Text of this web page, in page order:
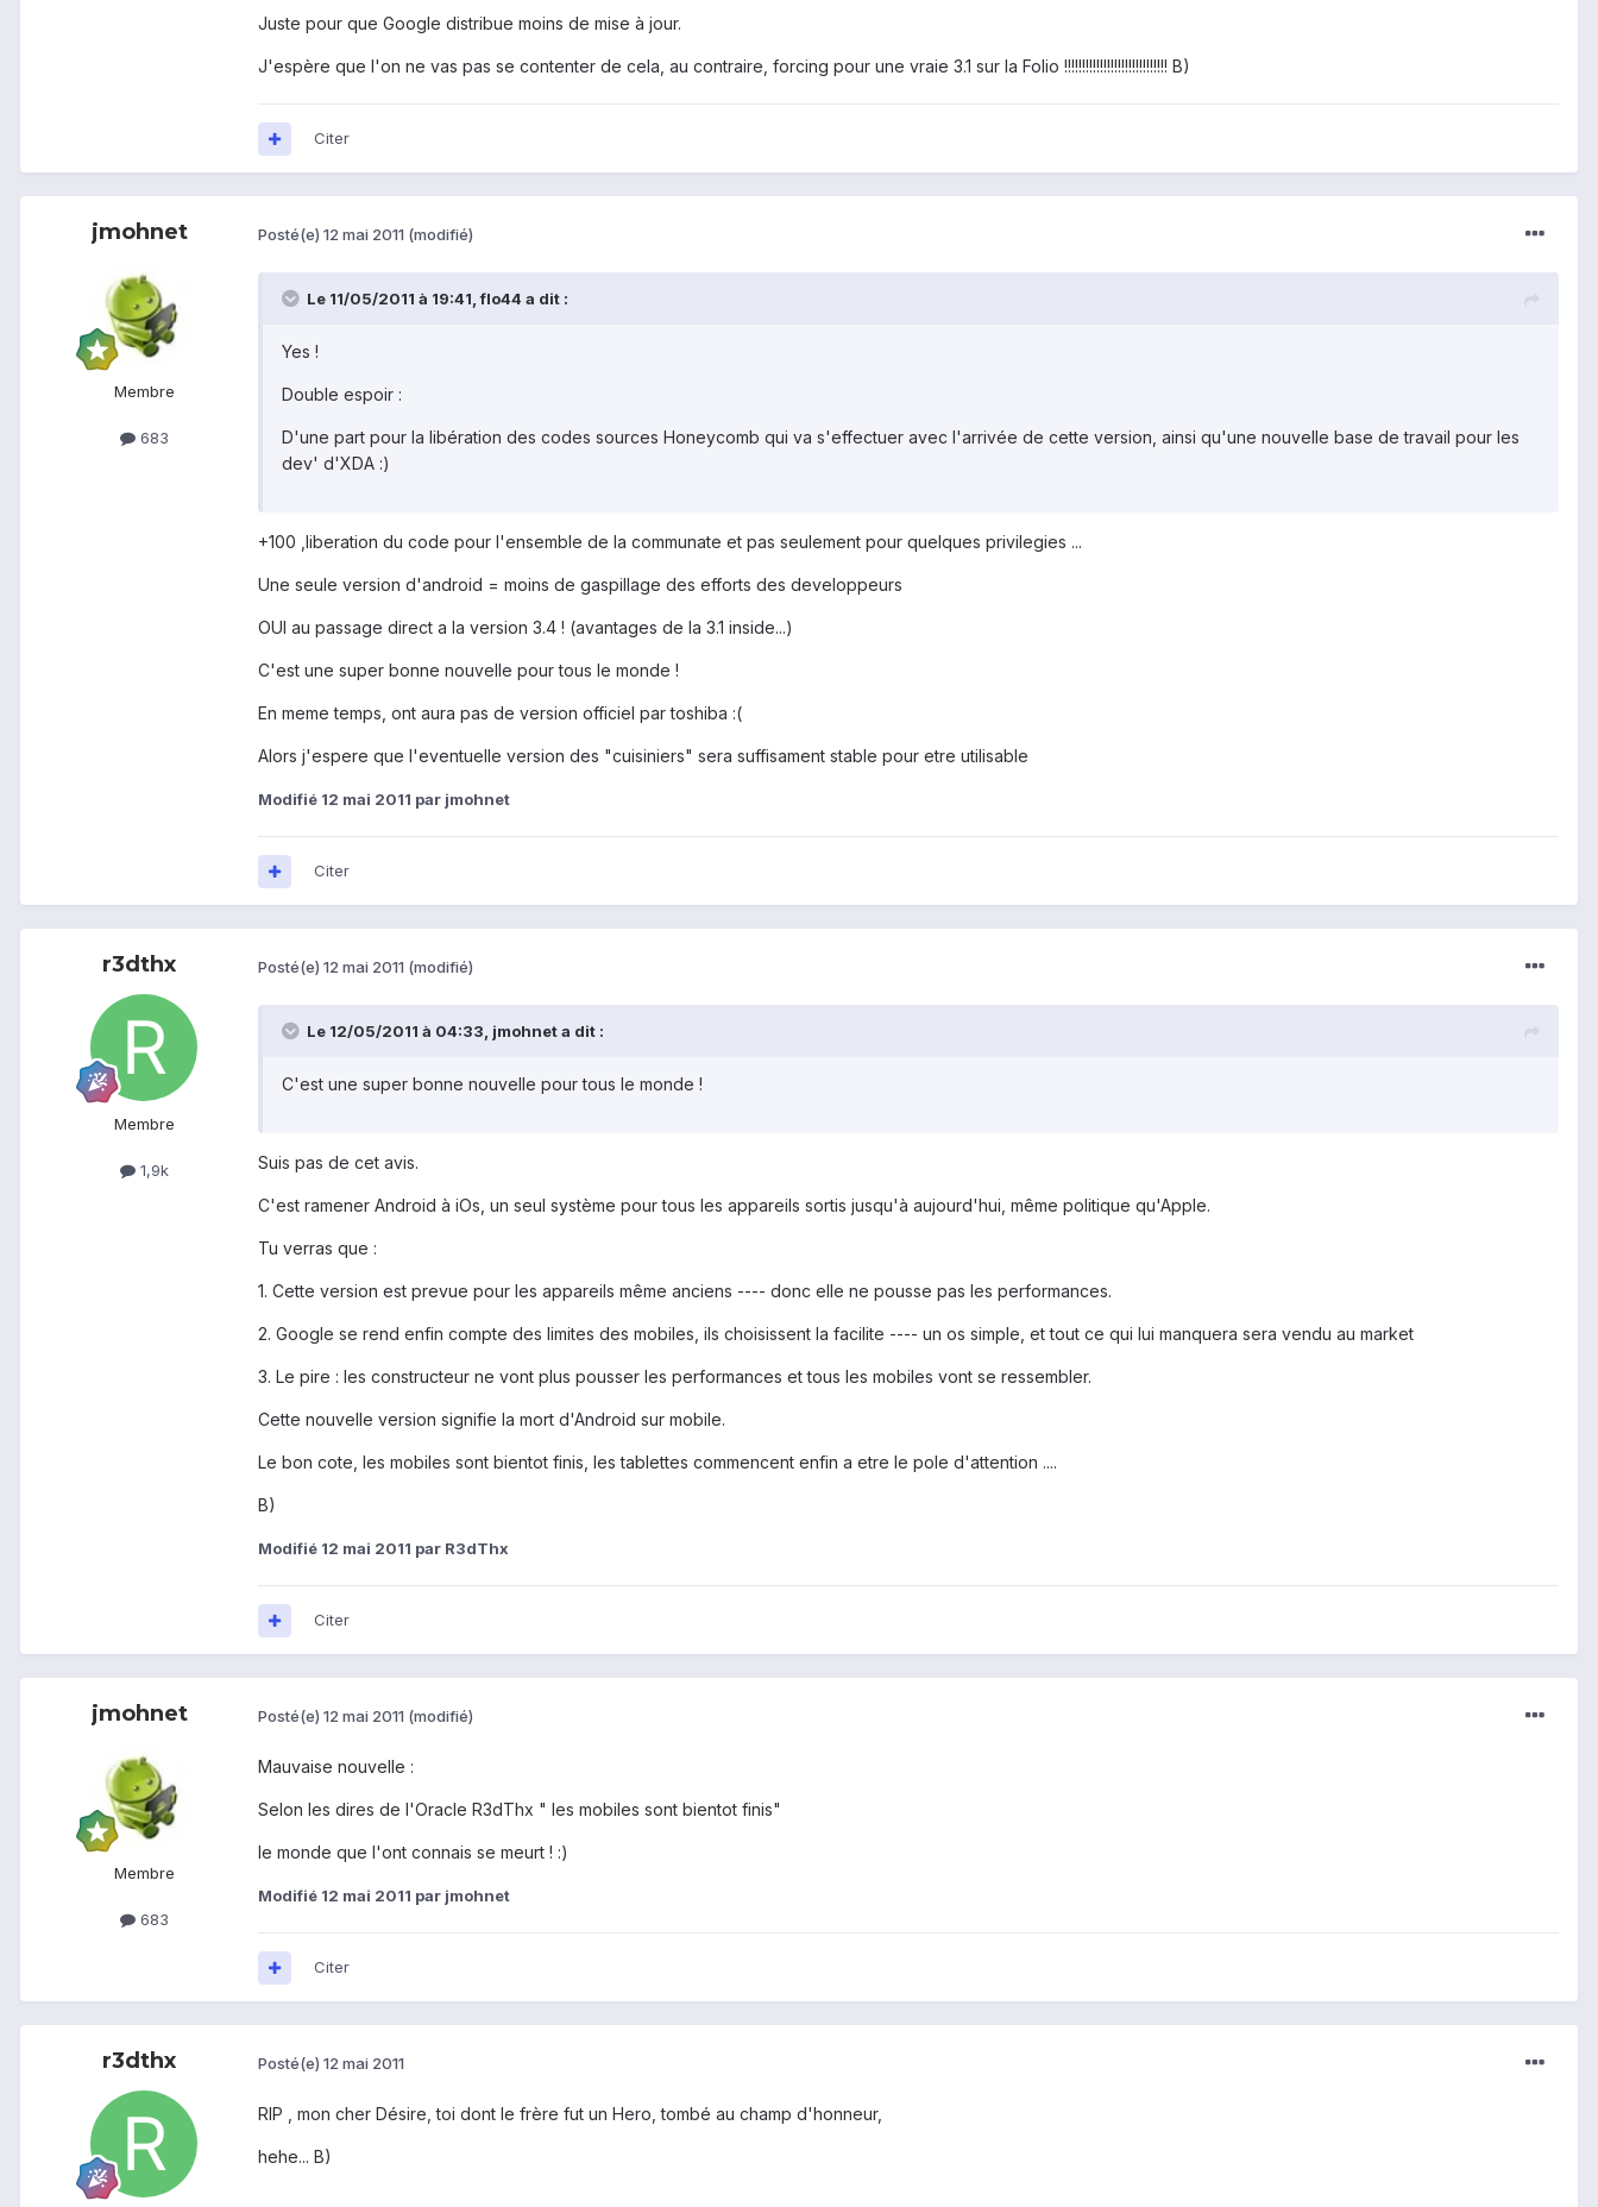
Juste pour que Google distribue moins de mise à jour.
J'espère que l'on ne vas pas se contenter de cela, au contraire, forcing pour une vraie 3.1 sur la Folio !!!!!!!!!!!!!!!!!!!!!!!!!!!!! B)
Citer
jmohnet
Membre
683
Posté(e) 12 mai 2011 (modifié)
Le 11/05/2011 à 19:41, flo44 a dit :
Yes !
Double espoir :
D'une part pour la libération des codes sources Honeycomb qui va s'effectuer avec l'arrivée de cette version, ainsi qu'une nouvelle base de travail pour les
dev' d'XDA :)
+100 ,liberation du code pour l'ensemble de la communate et pas seulement pour quelques privilegies ...
Une seule version d'android = moins de gaspillage des efforts des developpeurs
OUI au passage direct a la version 3.4 ! (avantages de la 3.1 inside...)
C'est une super bonne nouvelle pour tous le monde !
En meme temps, ont aura pas de version officiel par toshiba :(
Alors j'espere que l'eventuelle version des "cuisiniers" sera suffisament stable pour etre utilisable
Modifié 12 mai 2011 par jmohnet
Citer
r3dthx
Membre
1,9k
Posté(e) 12 mai 2011 (modifié)
Le 12/05/2011 à 04:33, jmohnet a dit :
C'est une super bonne nouvelle pour tous le monde !
Suis pas de cet avis.
C'est ramener Android à iOs, un seul système pour tous les appareils sortis jusqu'à aujourd'hui, même politique qu'Apple.
Tu verras que :
1. Cette version est prevue pour les appareils même anciens ---- donc elle ne pousse pas les performances.
2. Google se rend enfin compte des limites des mobiles, ils choisissent la facilite ---- un os simple, et tout ce qui lui manquera sera vendu au market
3. Le pire : les constructeur ne vont plus pousser les performances et tous les mobiles vont se ressembler.
Cette nouvelle version signifie la mort d'Android sur mobile.
Le bon cote, les mobiles sont bientot finis, les tablettes commencent enfin a etre le pole d'attention ....
B)
Modifié 12 mai 2011 par R3dThx
Citer
jmohnet
Membre
683
Posté(e) 12 mai 2011 (modifié)
Mauvaise nouvelle :
Selon les dires de l'Oracle R3dThx " les mobiles sont bientot finis"
le monde que l'ont connais se meurt ! :)
Modifié 12 mai 2011 par jmohnet
Citer
r3dthx Posté(e) 12 mai 2011
RIP , mon cher Désire, toi dont le frère fut un Hero, tombé au champ d'honneur,
hehe... B)